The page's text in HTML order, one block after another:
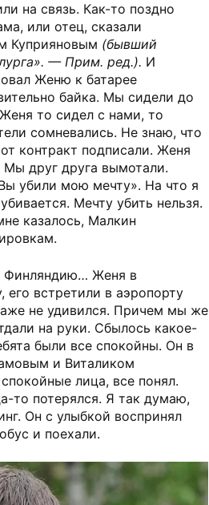
на связь. Как-то поздно
или отец, сказали
Куприяновым (бывший
— Прим. ред.). И
Женю к батарее
байка. Мы сидели до
то сидел с нами, то
сомневались. Не знаю, что
контракт подписали. Женя
Мы друг друга вымотали.
убили мою мечту». На что я
Мечту убить нельзя.
казалось, Малкин
Финляндию… Женя в
встретили в аэропорту
не удивился. Причем мы же
на руки. Сбылось какое-
были все спокойны. Он в
и Виталиком
лица, все понял.
то потерялся. Я так думаю,
Он с улыбкой воспринял
и поехали.